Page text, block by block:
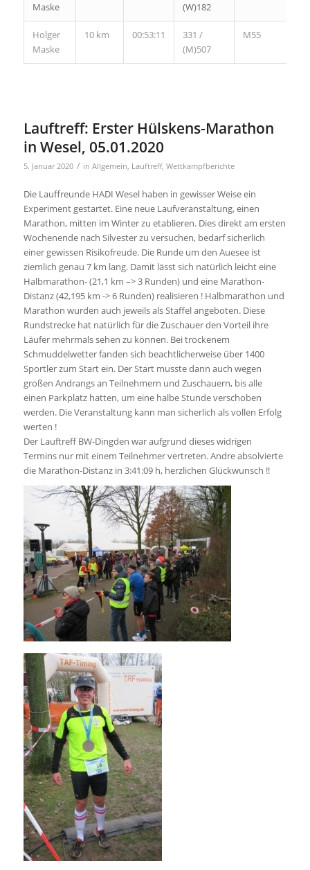
Maske (W)182
Holger
Maske
10 km 00:53:11
331 /
(M)507
M55
Lauftreff: Erster Hülskens-Marathon
in Wesel, 05.01.2020
5. Januar 2020 / in Allgemein Lauftreff, Wettkampfberichte
Die Lauffreunde HADI Wesel haben in gewisser Weise ein
Experiment gestartet. Eine neue Laufveranstaltung, einen
Marathon, mitten im Winter zu etablieren. Dies direkt am ersten
Wochenende nach Silvester zu versuchen, bedarf sicherlich
einer gewissen Risikofreude. Die Runde um den Auesee ist
ziemlich genau 7 km lang. Damit lässt sich natürlich leicht eine
Halbmarathon- (21,1 km –> 3 Runden) und eine Marathon-
Distanz (42,195 km -> 6 Runden) realisieren ! Halbmarathon und
Marathon wurden auch jeweils als Staffel angeboten. Diese
Rundstrecke hat natürlich für die Zuschauer den Vorteil ihre
Läufer mehrmals sehen zu können. Bei trockenem
Schmuddelwetter fanden sich beachtlicherweise über 1400
Sportler zum Start ein. Der Start musste dann auch wegen
großen Andrangs an Teilnehmern und Zuschauern, bis alle
einen Parkplatz hatten, um eine halbe Stunde verschoben
werden. Die Veranstaltung kann man sicherlich als vollen Erfolg
werten !
Der Lauftreff BW-Dingden war aufgrund dieses widrigen
Termins nur mit einem Teilnehmer vertreten. Andre absolvierte
die Marathon-Distanz in 3:41:09 h, herzlichen Glückwunsch !!